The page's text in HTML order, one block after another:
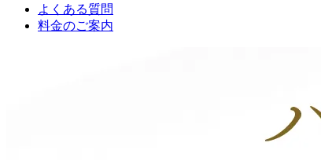
よくある質問
料金のご案内